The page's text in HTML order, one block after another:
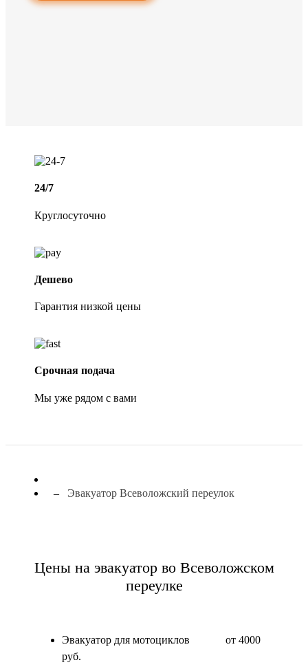
24/7
Круглосуточно
Дешево
Гарантия низкой цены
Срочная подача
Мы уже рядом с вами
Эвакуатор Всеволожский переулок
Цены на эвакуатор во Всеволожском
переулке
Эвакуатор для мотоциклов
от 4000
руб.